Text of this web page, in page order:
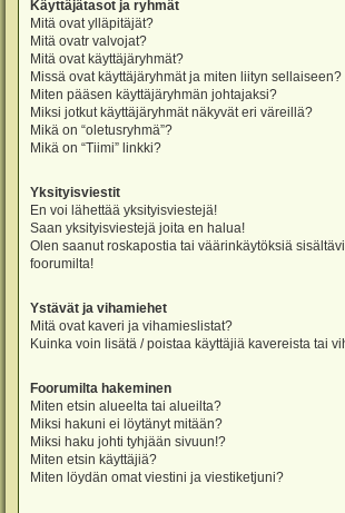
Käyttäjätasot ja ryhmät
Mitä ovat ylläpitäjät?
Mitä ovatr valvojat?
Mitä ovat käyttäjäryhmät?
Missä ovat käyttäjäryhmät ja miten liityn sellaiseen?
Miten pääsen käyttäjäryhmän johtajaksi?
Miksi jotkut käyttäjäryhmät näkyvät eri väreillä?
Mikä on “oletusryhmä”?
Mikä on “Tiimi” linkki?
Yksityisviestit
En voi lähettää yksityisviestejä!
Saan yksityisviestejä joita en halua!
Olen saanut roskapostia tai väärinkäytöksiä
foorumilta!
Ystävät ja vihamiehet
Mitä ovat kaveri ja vihamieslistat?
Kuinka voin lisätä / poistaa käyttäjiä kavereista tai
Foorumilta hakeminen
Miten etsin alueelta tai alueilta?
Miksi hakuni ei löytänyt mitään?
Miksi haku johti tyhjään sivuun!?
Miten etsin käyttäjiä?
Miten löydän omat viestini ja viestiketjuni?